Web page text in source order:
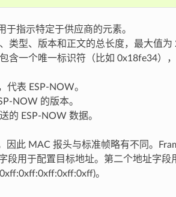
于指示特定于供应商的元素。
类型、版本和正文的总长度，最大值为
含一个唯一标识符（比如 0x18fe34）
代表 ESP-NOW。
NOW 的版本。
的 ESP-NOW 数据。
因此 MAC 报头与标准帧略有不同。
段用于配置目标地址。第二个地址字
。